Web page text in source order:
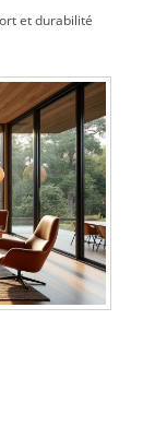
et durabilité